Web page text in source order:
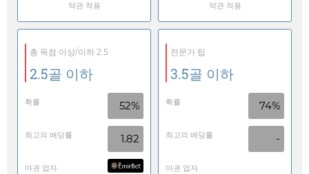
약관 적용 약관 적용
총 득점 이상/이하 2.5
2.5골 이하
확률 52%
최고의 배당률 1.82
마권 업자
전문가 팁
3.5골 이하
확률 74%
최고의 배당률 -
마권 업자